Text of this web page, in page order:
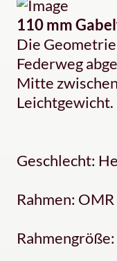
110 mm
Die
Federweg
Mitte
Leichtgewicht.
Geschlecht:
Rahmen: OMR